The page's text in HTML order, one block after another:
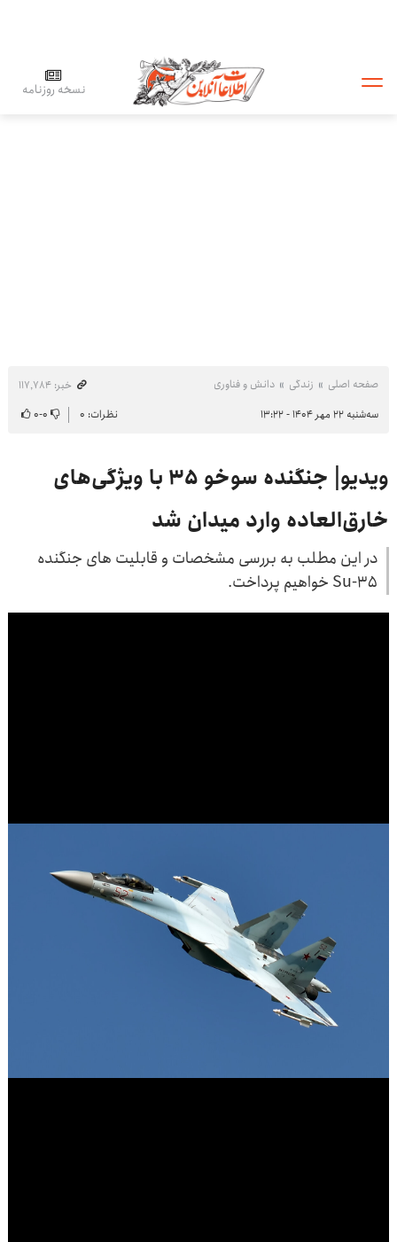
نسخه روزنامه
صفحه اصلی زندگی دانش و فناوری
خبر: ۱۱۷٬۷۸۴
سه‌شنبه ۲۲ مهر ۱۴۰۴ - ۱۳:۲۲
نظرات: ۰ ۰-۰
ویدیو| جنگنده سوخو ۳۵ با ویژگی‌های
خارق‌العاده وارد میدان شد
در این مطلب به بررسی مشخصات و قابلیت های جنگنده
Su-۳۵ خواهیم پرداخت.